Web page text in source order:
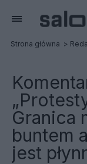
Strona główna
Granica
buntem
jest